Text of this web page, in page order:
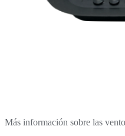
Más información sobre las